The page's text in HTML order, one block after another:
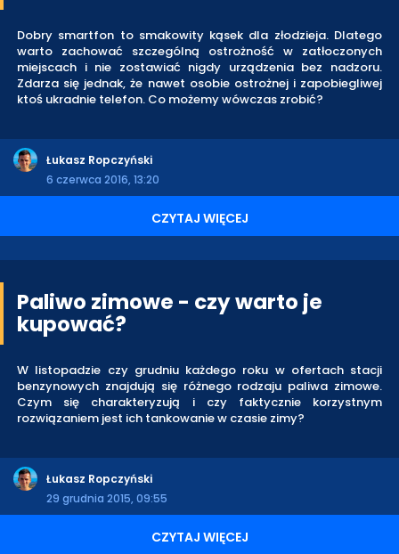
Dobry smartfon to smakowity kąsek dla złodzieja. Dlatego
warto zachować szczególną ostrożność w zatłoczonych
miejscach i nie zostawiać nigdy urządzenia bez nadzoru.
Zdarza się jednak, że nawet osobie ostrożnej i zapobiegliwej
ktoś ukradnie telefon. Co możemy wówczas zrobić?
Łukasz Ropczyński
6 czerwca 2016, 13:20
CZYTAJ WIĘCEJ
Paliwo zimowe - czy warto je
kupować?
W listopadzie czy grudniu każdego roku w ofertach stacji
benzynowych znajdują się różnego rodzaju paliwa zimowe.
Czym się charakteryzują i czy faktycznie korzystnym
rozwiązaniem jest ich tankowanie w czasie zimy?
Łukasz Ropczyński
29 grudnia 2015, 09:55
CZYTAJ WIĘCEJ